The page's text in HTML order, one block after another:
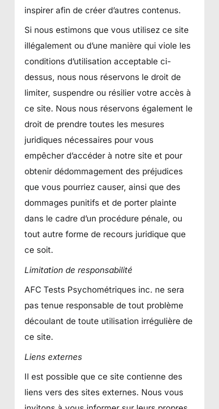
inspirer afin de créer d’autres contenus.
Si nous estimons que vous utilisez ce site
illégalement ou d’une manière qui viole les
conditions d’utilisation acceptable ci-
dessus, nous nous réservons le droit de
limiter, suspendre ou résilier votre accès à
ce site. Nous nous réservons également le
droit de prendre toutes les mesures
juridiques nécessaires pour vous
empêcher d’accéder à notre site et pour
obtenir dédommagement des préjudices
que vous pourriez causer, ainsi que des
dommages punitifs et de porter plainte
dans le cadre d’un procédure pénale, ou
tout autre forme de recours juridique que
ce soit.
Limitation de responsabilité
AFC Tests Psychométriques inc. ne sera
pas tenue responsable de tout problème
découlant de toute utilisation irrégulière de
ce site.
Liens externes
Il est possible que ce site contienne des
liens vers des sites externes. Nous vous